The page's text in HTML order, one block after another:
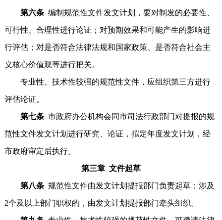
第六条 编制规范性文件发文计划，要对制发的必要性、
可行性、合理性进行论证；对预期效果和可能产生的影响进
行评估；对是否符合法律法规和国家政策、是否符合社会主
义核心价值观等进行把关。
专业性、技术性较强的规范性文件，应组织第三方进行
评估论证。
第七条 市政府办公机构会同市司法行政部门对提报的规
范性文件发文计划进行研究、论证，拟定年度发文计划，经
市政府审定后执行。
第三章 文件起草
第八条 规范性文件由发文计划提报部门负责起草；涉及
2个及以上部门职权的，由发文计划提报部门牵头组织。